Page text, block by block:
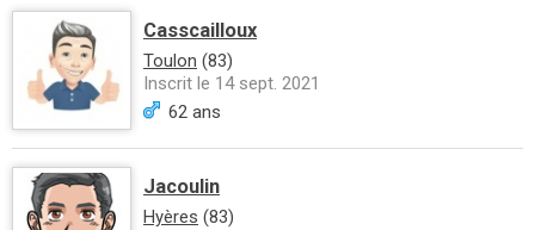
Casscailloux
Toulon (83)
Inscrit le 14 sept. 2021
62 ans
Jacoulin
Hyères (83)